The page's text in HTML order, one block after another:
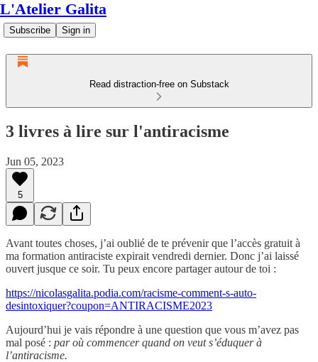
L'Atelier Galita
Subscribe Sign in
Read distraction-free on Substack
3 livres à lire sur l'antiracisme
Jun 05, 2023
5
Avant toutes choses, j’ai oublié de te prévenir que l’accès gratuit à
ma formation antiraciste expirait vendredi dernier. Donc j’ai laissé
ouvert jusque ce soir. Tu peux encore partager autour de toi :
https://nicolasgalita.podia.com/racisme-comment-s-auto-
desintoxiquer?coupon=ANTIRACISME2023
Aujourd’hui je vais répondre à une question que vous m’avez pas
mal posé : par où commencer quand on veut s’éduquer à
l’antiracisme.